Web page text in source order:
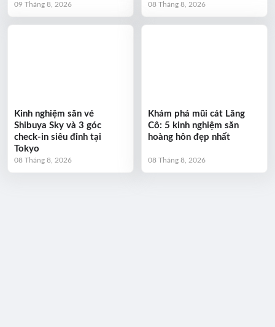
09 Tháng 8, 2026 08 Tháng 8, 2026
Kinh nghiệm săn vé
Shibuya Sky và 3 góc
check-in siêu đỉnh tại
Tokyo
08 Tháng 8, 2026
Khám phá mũi cát Lăng
Cô: 5 kinh nghiệm săn
hoàng hôn đẹp nhất
08 Tháng 8, 2026